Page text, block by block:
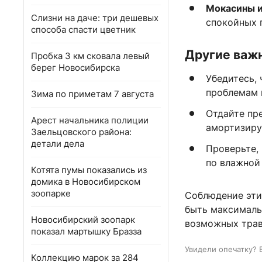
Слизни на даче: три дешевых
способа спасти цветник
Пробка 3 км сковала левый
берег Новосибирска
Зима по приметам 7 августа
Арест начальника полиции
Заельцовского района:
детали дела
Котята пумы показались из
домика в Новосибирском
зоопарке
Новосибирский зоопарк
показал мартышку Бразза
Коллекцию марок за 284
Мокасины
спокойных
Другие
Убедитесь,
проблемам
Отдайте
по
Соблюдение
быть
возможных
Увидели